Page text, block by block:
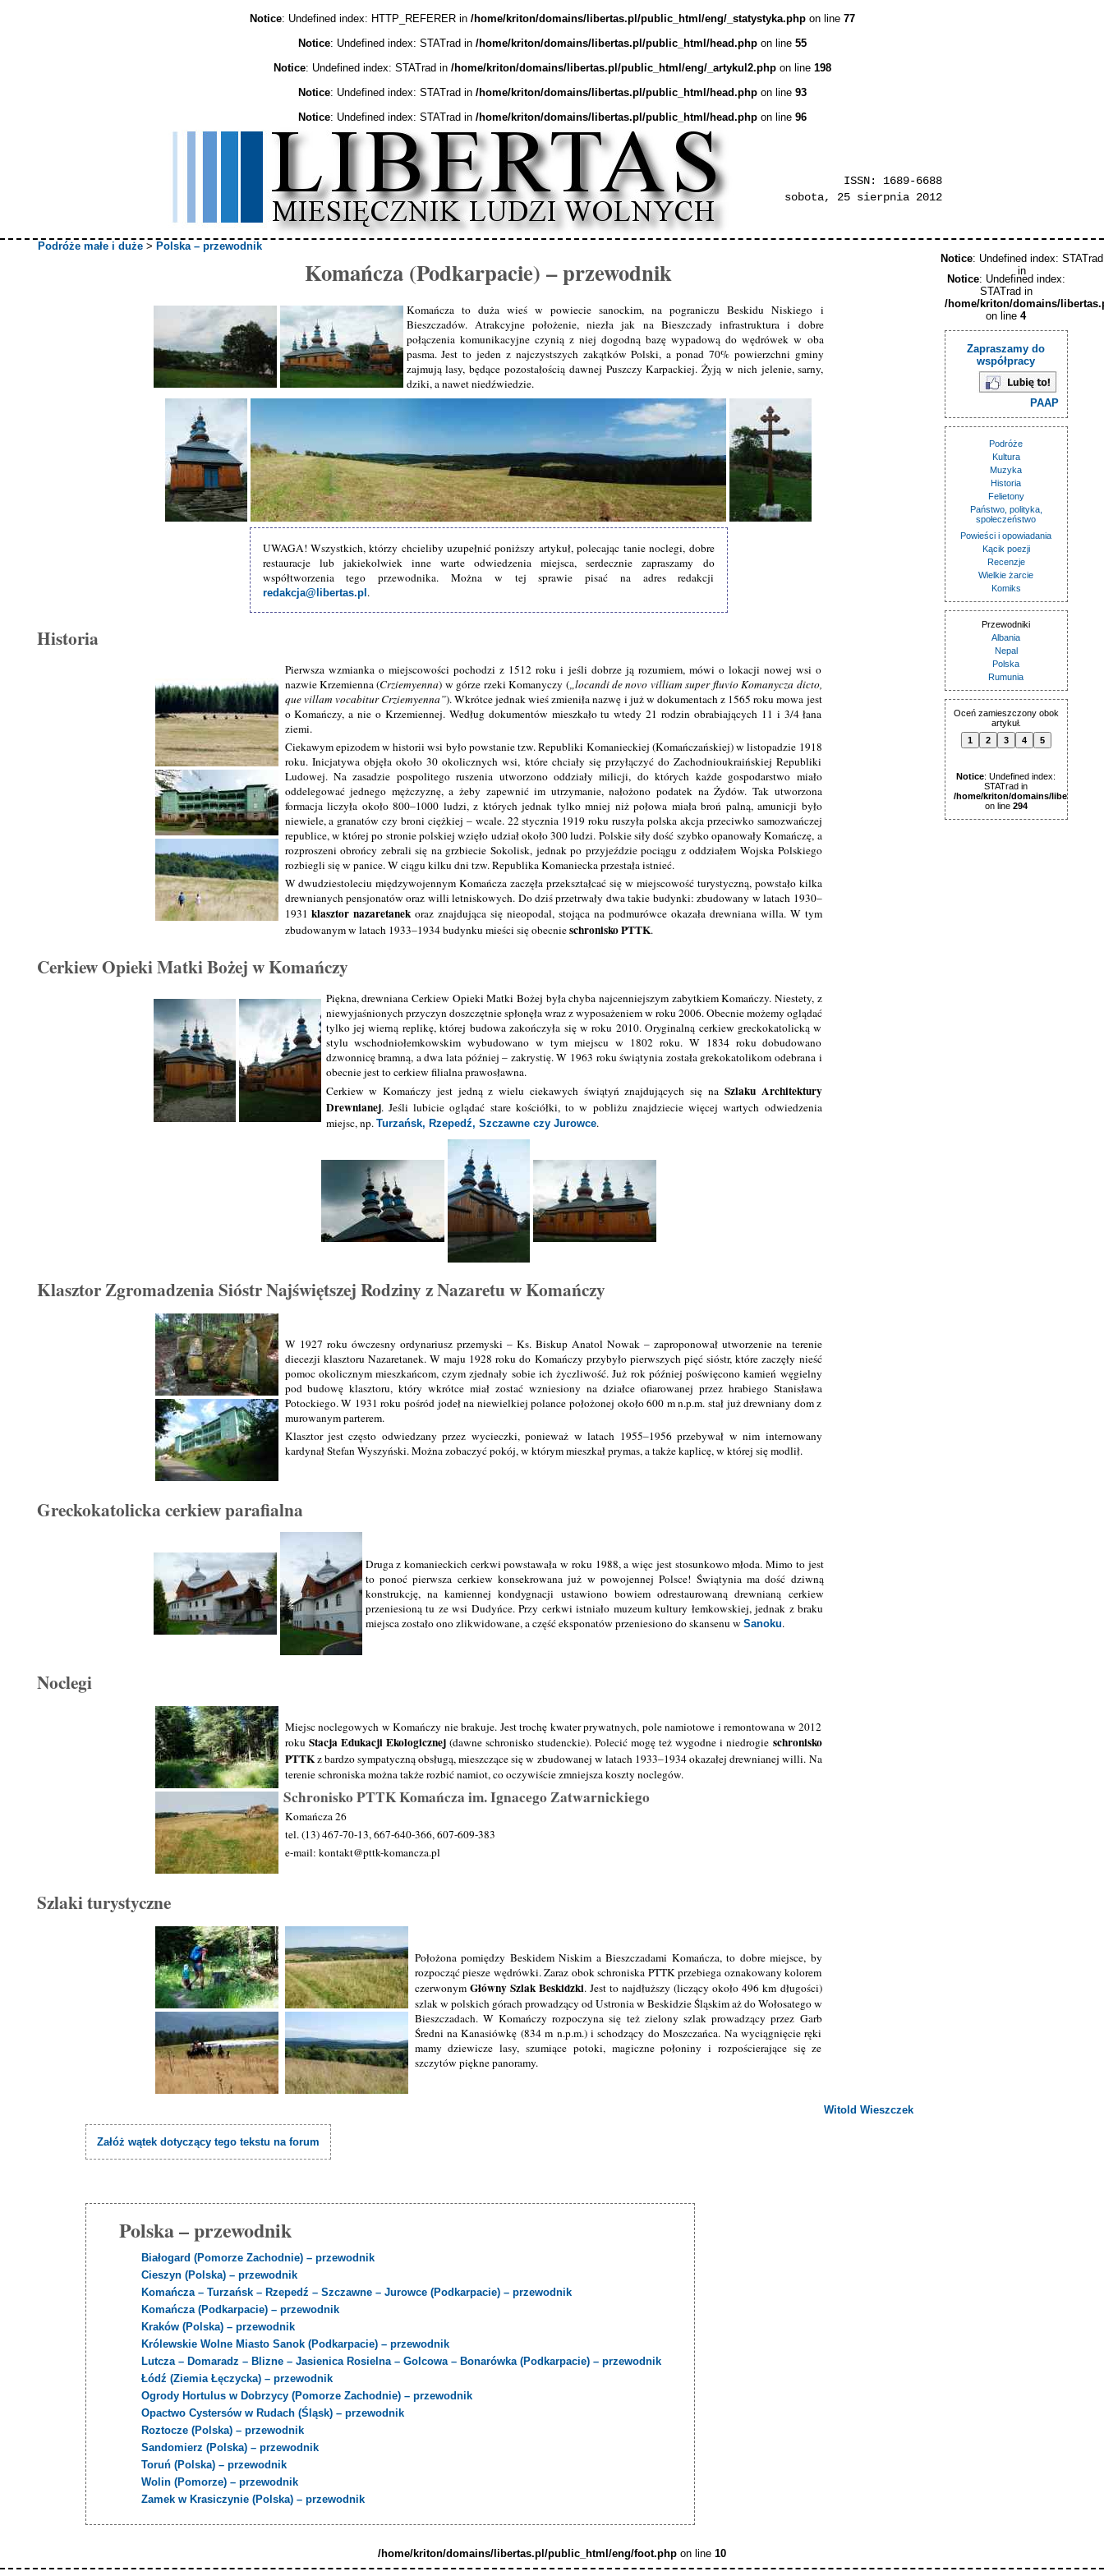
Notice: Undefined index: HTTP_REFERER in /home/kriton/domains/libertas.pl/public_html/eng/_statystyka.phpon line 77
Notice: Undefined index: STATrad in /home/kriton/domains/libertas.pl/public_html/head.phpon line 55
Notice: Undefined index: STATrad in /home/kriton/domains/libertas.pl/public_html/eng/_artykul2.phpon line 198
Notice: Undefined index: STATrad in /home/kriton/domains/libertas.pl/public_html/head.phpon line 93
Notice: Undefined index: STATrad in /home/kriton/domains/libertas.pl/public_html/head.phpon line 96
ISSN: 1689-6688
sobota, 25 sierpnia 2012
Podróże małe i duże> Polska – przewodnik
Komańcza (Podkarpacie) – przewodnik
Komańcza to duża wieś w powiecie sanockim, na pograniczu Beskidu Niskiego i
Bieszczadów. Atrakcyjne położenie, niezła jak na Bieszczady infrastruktura i dobre
połączenia komunikacyjne czynią z niej dogodną bazę wypadową do wędrówek w oba
pasma. Jest to jeden z najczystszych zakątków Polski, a ponad 70% powierzchni gminy
zajmują lasy, będące pozostałością dawnej Puszczy Karpackiej. Żyją w nich jelenie, sarny,
dziki, a nawet niedźwiedzie.
UWAGA! Wszystkich, którzy chcieliby uzupełnić poniższy artykuł, polecając tanie noclegi, dobre
restauracje lub jakiekolwiek inne warte odwiedzenia miejsca, serdecznie zapraszamy do
współtworzenia tego przewodnika. Można w tej sprawie pisać na adres redakcji
redakcja@libertas.pl .
Historia
Pierwsza wzmianka o miejscowości pochodzi z 1512 roku i jeśli dobrze ją rozumiem, mówi o lokacji nowej wsi o
nazwie Krzemienna (Crziemyenna) w górze rzeki Komanyczy ( locandi de novo villiam super fluvio Komanycza dicto,
que villam vocabitur Crziemyenna ). Wkrótce jednak wieś zmieniła nazwę i już w dokumentach z 1565 roku mowa jest
o Komańczy, a nie o Krzemiennej. Według dokumentów mieszkało tu wtedy 21 rodzin obrabiających 11 i 3/4 łana
ziemi.
Ciekawym epizodem w historii wsi było powstanie tzw. Republiki Komanieckiej (Komańczańskiej) w listopadzie 1918
roku. Inicjatywa objęła około 30 okolicznych wsi, które chciały się przyłączyć do Zachodnioukraińskiej Republiki
Ludowej. Na zasadzie pospolitego ruszenia utworzono oddziały milicji, do których każde gospodarstwo miało
oddelegować jednego mężczyznę, a żeby zapewnić im utrzymanie, nałożono podatek na Żydów. Tak utworzona
formacja liczyła około 800–1000 ludzi, z których jednak tylko mniej niż połowa miała broń palną, amunicji było
niewiele, a granatów czy broni ciężkiej – wcale. 22 stycznia 1919 roku ruszyła polska akcja przeciwko samozwańczej
republice, w której po stronie polskiej wzięło udział około 300 ludzi. Polskie siły dość szybko opanowały Komańczę, a
rozproszeni obrońcy zebrali się na grzbiecie Sokolisk, jednak po przyjeździe pociągu z oddziałem Wojska Polskiego
rozbiegli się w panice. W ciągu kilku dni tzw. Republika Komaniecka przestała istnieć.
W dwudziestoleciu międzywojennym Komańcza zaczęła przekształcać się w miejscowość turystyczną, powstało kilka
drewnianych pensjonatów oraz willi letniskowych. Do dziś przetrwały dwa takie budynki: zbudowany w latach 1930–
1931klasztor nazaretanek oraz znajdująca się nieopodal, stojąca na podmurówce okazała drewniana willa. W tym
zbudowanym w latach 1933–1934 budynku mieści się obecnieschronisko PTTK.
Cerkiew Opieki Matki Bożej w Komańczy
Piękna, drewniana Cerkiew Opieki Matki Bożej była chyba najcenniejszym zabytkiem Komańczy. Niestety, z
niewyjaśnionych przyczyn doszczętnie spłonęła wraz z wyposażeniem w roku 2006. Obecnie możemy oglądać
tylko jej wierną replikę, której budowa zakończyła się w roku 2010. Oryginalną cerkiew greckokatolicką w
stylu wschodniołemkowskim wybudowano w tym miejscu w 1802 roku. W 1834 roku dobudowano
dzwonnicę bramną, a dwa lata później – zakrystię. W 1963 roku świątynia została grekokatolikom odebrana i
obecnie jest to cerkiew filialna prawosławna.
Cerkiew w Komańczy jest jedną z wielu ciekawych świątyń znajdujących się na Szlaku Architektury
Drewnianej. Jeśli lubicie oglądać stare kościółki, to w pobliżu znajdziecie więcej wartych odwiedzenia
miejsc, np. Turzańsk, Rzepedź, Szczawne czy Jurowce.
Klasztor Zgromadzenia Sióstr Najświętszej Rodziny z Nazaretu w Komańczy
W 1927 roku ówczesny ordynariusz przemyski – Ks. Biskup Anatol Nowak – zaproponował utworzenie na terenie
diecezji klasztoru Nazaretanek. W maju 1928 roku do Komańczy przybyło pierwszych pięć sióstr, które zaczęły nieść
pomoc okolicznym mieszkańcom, czym zjednały sobie ich życzliwość. Już rok później poświęcono kamień węgielny
pod budowę klasztoru, który wkrótce miał zostać wzniesiony na działce ofiarowanej przez hrabiego Stanisława
Potockiego. W 1931 roku pośród jodeł na niewielkiej polance położonej około 600 m n.p.m. stał już drewniany dom z
murowanym parterem.
Klasztor jest często odwiedzany przez wycieczki, ponieważ w latach 1955–1956 przebywał w nim internowany
kardynał Stefan Wyszyński. Można zobaczyć pokój, w którym mieszkał prymas, a także kaplicę, w której się modlił.
Greckokatolicka cerkiew parafialna
Druga z komanieckich cerkwi powstawała w roku 1988, a więc jest stosunkowo młoda. Mimo to jest
to ponoć pierwsza cerkiew konsekrowana już w powojennej Polsce! Świątynia ma dość dziwną
konstrukcję, na kamiennej kondygnacji ustawiono bowiem odrestaurowaną drewnianą cerkiew
przeniesioną tu ze wsi Dudyńce. Przy cerkwi istniało muzeum kultury łemkowskiej, jednak z braku
miejsca zostało ono zlikwidowane, a część eksponatów przeniesiono do skansenu w Sanoku.
Noclegi
Miejsc noclegowych w Komańczy nie brakuje. Jest trochę kwater prywatnych, pole namiotowe i remontowana w 2012
roku Stacja Edukacji Ekologicznej(dawne schronisko studenckie). Polecić mogę też wygodne i niedrogie schronisko
PTTKz bardzo sympatyczną obsługą, mieszczące się w zbudowanej w latach 1933–1934 okazałej drewnianej willi. Na
terenie schroniska można także rozbić namiot, co oczywiście zmniejsza koszty noclegów.
Schronisko PTTK Komańcza im. Ignacego Zatwarnickiego
Komańcza 26
tel. (13) 467-70-13, 667-640-366, 607-609-383
e-mail: kontakt@pttk-komancza.pl
Szlaki turystyczne
Położona pomiędzy Beskidem Niskim a Bieszczadami Komańcza, to dobre miejsce, by
rozpocząć piesze wędrówki. Zaraz obok schroniska PTTK przebiega oznakowany kolorem
czerwonym Główny Szlak Beskidzki. Jest to najdłuższy (liczący około 496 km długości)
szlak w polskich górach prowadzący od Ustronia w Beskidzie Śląskim aż do Wołosatego w
Bieszczadach. W Komańczy rozpoczyna się też zielony szlak prowadzący przez Garb
Średni na Kanasiówkę (834 m n.p.m.) i schodzący do Moszczańca. Na wyciągnięcie ręki
mamy dziewicze lasy, szumiące potoki, magiczne połoniny i rozpościerające się ze
szczytów piękne panoramy.
Witold Wieszczek
Załóż wątek dotyczący tego tekstu na forum
Polska – przewodnik
Białogard (Pomorze Zachodnie) – przewodnik
Cieszyn (Polska) – przewodnik
Komańcza – Turzańsk – Rzepedź – Szczawne – Jurowce (Podkarpacie) – przewodnik
Komańcza (Podkarpacie) – przewodnik
Kraków (Polska) – przewodnik
Królewskie Wolne Miasto Sanok (Podkarpacie) – przewodnik
Lutcza – Domaradz – Blizne – Jasienica Rosielna – Golcowa – Bonarówka (Podkarpacie) – przewodnik
Łódź (Ziemia Łęczycka) – przewodnik
Ogrody Hortulus w Dobrzycy (Pomorze Zachodnie) – przewodnik
Opactwo Cystersów w Rudach (Śląsk) – przewodnik
Roztocze (Polska) – przewodnik
Sandomierz (Polska) – przewodnik
Toruń (Polska) – przewodnik
Wolin (Pomorze) – przewodnik
Zamek w Krasiczynie (Polska) – przewodnik
Notice: Undefined index:
STATrad in
/home/kriton/domains/
on line 4
Zapraszamy do
współpracy
PAAP
Podróże
Kultura
Muzyka
Historia
Felietony
Państwo, polityka,
społeczeństwo
Powieści i opowiadania
Kącik poezji
Recenzje
Wielkie żarcie
Komiks
Przewodniki
Albania
Nepal
Polska
Rumunia
Oceń zamieszczony obok
artykuł.
1
2 3 4 5
Notice: Undefined index:
STATrad in
/home/kriton/domains/libertas.pl/
on line 294
Notice: Undefined index: STATrad
in
/home/kriton/domains/libertas.pl/public_html/eng/foot.php on line 10